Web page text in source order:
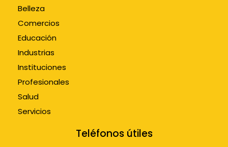
Belleza
Comercios
Educación
Industrias
Instituciones
Profesionales
Salud
Servicios
Teléfonos útiles